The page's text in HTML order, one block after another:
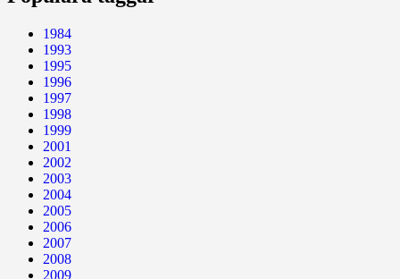
1984
1993
1995
1996
1997
1998
1999
2001
2002
2003
2004
2005
2006
2007
2008
2009